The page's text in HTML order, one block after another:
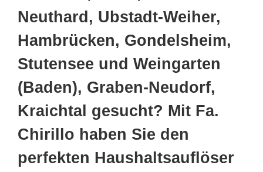
Neuthard, Ubstadt-Weiher,
Hambrücken, Gondelsheim,
Stutensee und Weingarten
(Baden), Graben-Neudorf,
Kraichtal gesucht? Mit Fa.
Chirillo haben Sie den
perfekten Haushaltsauflöser